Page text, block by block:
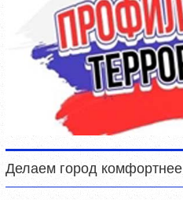
Делаем город комфортнее